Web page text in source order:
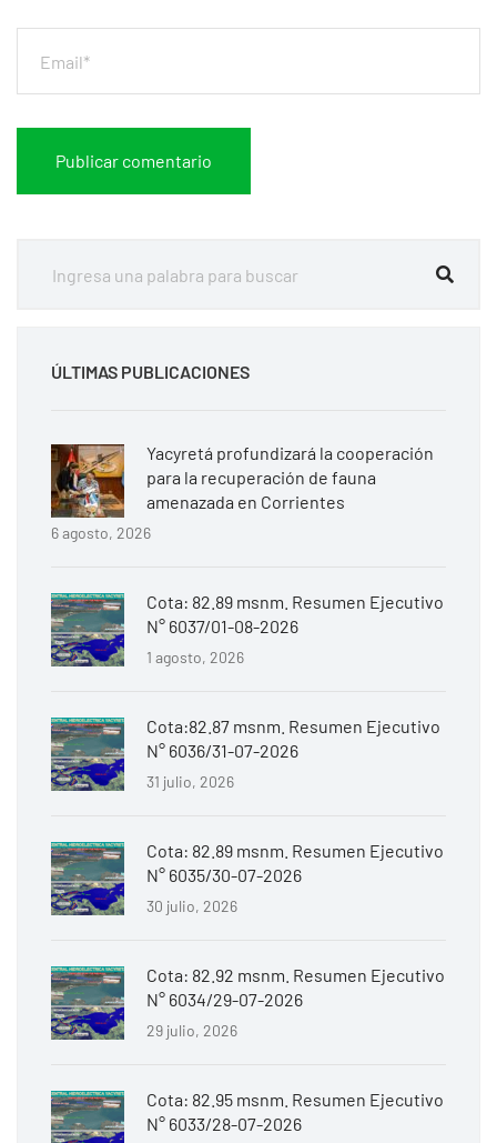
ÚLTIMAS PUBLICACIONES
Yacyretá profundizará la cooperación
para la recuperación de fauna
amenazada en Corrientes
6 agosto, 2026
Cota: 82.89 msnm. Resumen Ejecutivo
N° 6037/01-08-2026
1 agosto, 2026
Cota:82.87 msnm. Resumen Ejecutivo
N° 6036/31-07-2026
31 julio, 2026
Cota: 82.89 msnm. Resumen Ejecutivo
N° 6035/30-07-2026
30 julio, 2026
Cota: 82.92 msnm. Resumen Ejecutivo
N° 6034/29-07-2026
29 julio, 2026
Cota: 82.95 msnm. Resumen Ejecutivo
N° 6033/28-07-2026